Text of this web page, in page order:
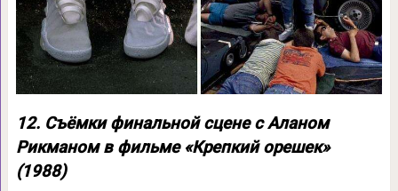
12. Съёмки финальной сцене с Аланом
Рикманом в фильме «Крепкий орешек»
(1988)